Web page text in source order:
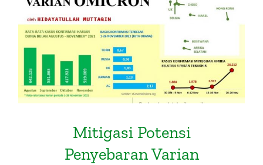
Mitigasi Potensi Penyebaran
Varian Omicron
Mitigasi Potensi
Penyebaran Varian